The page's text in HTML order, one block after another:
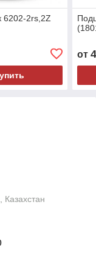
6202-2rs,2Z
от